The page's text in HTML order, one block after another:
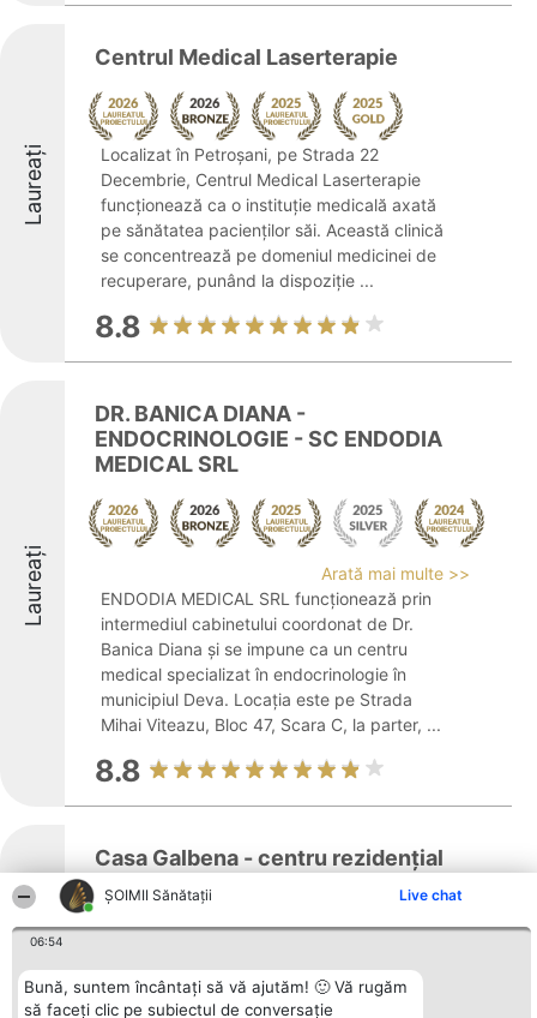
ŞOIMII Sănătații Live chat
06:54
Bună, suntem încântați să vă ajutăm! 🙂 Vă rugăm
să faceți clic pe subiectul de conversație
Laureați
Centrul Medical Laserterapie
Localizat în Petroșani, pe Strada 22
Decembrie, Centrul Medical Laserterapie
funcționează ca o instituție medicală axată
pe sănătatea pacienților săi. Această clinică
se concentrează pe domeniul medicinei de
recuperare, punând la dispoziție ...
8.8
Laureați
DR. BANICA DIANA -
ENDOCRINOLOGIE - SC ENDODIA
MEDICAL SRL
Arată mai multe >>
ENDODIA MEDICAL SRL funcționează prin
intermediul cabinetului coordonat de Dr.
Banica Diana și se impune ca un centru
medical specializat în endocrinologie în
municipiul Deva. Locația este pe Strada
Mihai Viteazu, Bloc 47, Scara C, la parter, ...
8.8
Laureați
Casa Galbena - centru rezidențial
Arată mai multe >>